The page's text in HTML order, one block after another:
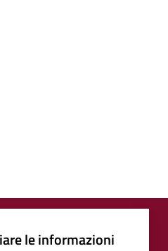
le informazioni